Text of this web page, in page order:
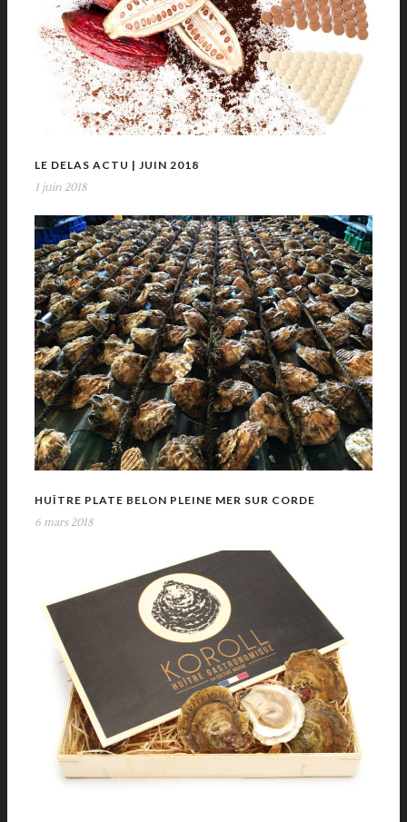
LE DELAS ACTU | JUIN 2018
1 juin 2018
HUÎTRE PLATE BELON PLEINE MER SUR CORDE
6 mars 2018